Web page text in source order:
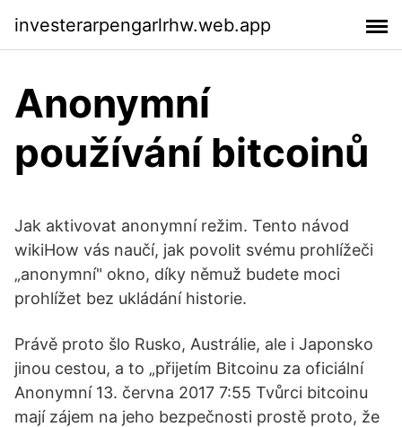
investerarpengarlrhw.web.app
Anonymní
používání bitcoinů
Jak aktivovat anonymní režim. Tento návod
wikiHow vás naučí, jak povolit svému prohlížeči
„anonymní" okno, díky němuž budete moci
prohlížet bez ukládání historie.
Právě proto šlo Rusko, Austrálie, ale i Japonsko
jinou cestou, a to „přijetím Bitcoinu za oficiální
Anonymní 13. června 2017 7:55 Tvůrci bitcoinu
mají zájem na jeho bezpečnosti prostě proto, že